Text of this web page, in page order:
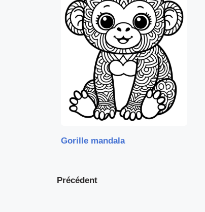
Gorille mandala
Précédent